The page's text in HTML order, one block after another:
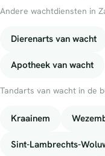
Andere wachtdiensten in
Dierenarts van wacht
Apotheek van wacht
Tandarts van wacht in de
Kraainem
Sint-Lambrechts-